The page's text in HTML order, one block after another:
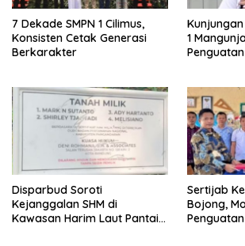
7 Dekade SMPN 1 Cilimus,
Konsisten Cetak Generasi
Berkarakter
1
Disparbud Soroti
Kejanggalan SHM di
Kawasan Harim Laut Pantai
Sertijab
Bojong,